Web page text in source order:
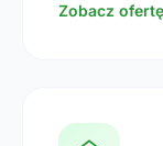
Zobacz ofertę